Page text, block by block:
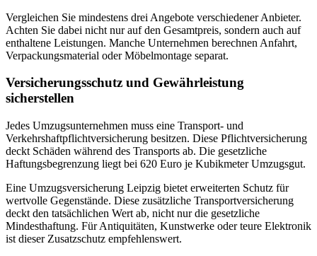
Vergleichen Sie mindestens drei Angebote verschiedener Anbieter.
Achten Sie dabei nicht nur auf den Gesamtpreis, sondern auch auf
enthaltene Leistungen. Manche Unternehmen berechnen Anfahrt,
Verpackungsmaterial oder Möbelmontage separat.
Versicherungsschutz und Gewährleistung
sicherstellen
Jedes Umzugsunternehmen muss eine Transport- und
Verkehrshaftpflichtversicherung besitzen. Diese Pflichtversicherung
deckt Schäden während des Transports ab. Die gesetzliche
Haftungsbegrenzung liegt bei 620 Euro je Kubikmeter Umzugsgut.
Eine Umzugsversicherung Leipzig bietet erweiterten Schutz für
wertvolle Gegenstände. Diese zusätzliche Transportversicherung
deckt den tatsächlichen Wert ab, nicht nur die gesetzliche
Mindesthaftung. Für Antiquitäten, Kunstwerke oder teure Elektronik
ist dieser Zusatzschutz empfehlenswert.